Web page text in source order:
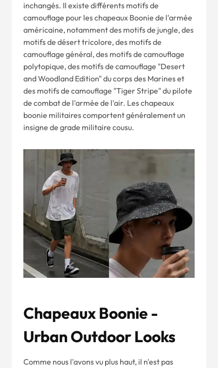
inchangés. Il existe différents motifs de
camouflage pour les chapeaux Boonie de l'armée
américaine, notamment des motifs de jungle, des
motifs de désert tricolore, des motifs de
camouflage général, des motifs de camouflage
polytopique, des motifs de camouflage "Desert
and Woodland Edition" du corps des Marines et
des motifs de camouflage "Tiger Stripe" du pilote
de combat de l'armée de l'air. Les chapeaux
boonie militaires comportent généralement un
insigne de grade militaire cousu.
Chapeaux Boonie -
Urban Outdoor Looks
Comme nous l'avons vu plus haut, il n'est pas